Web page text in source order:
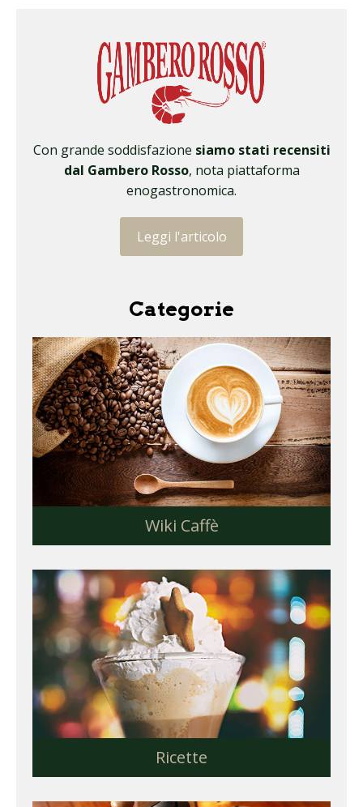
Con grande soddisfazione siamo stati recensiti
dal Gambero Rosso, nota piattaforma
enogastronomica.
Leggi l'articolo
Categorie
Wiki Caffè
Ricette